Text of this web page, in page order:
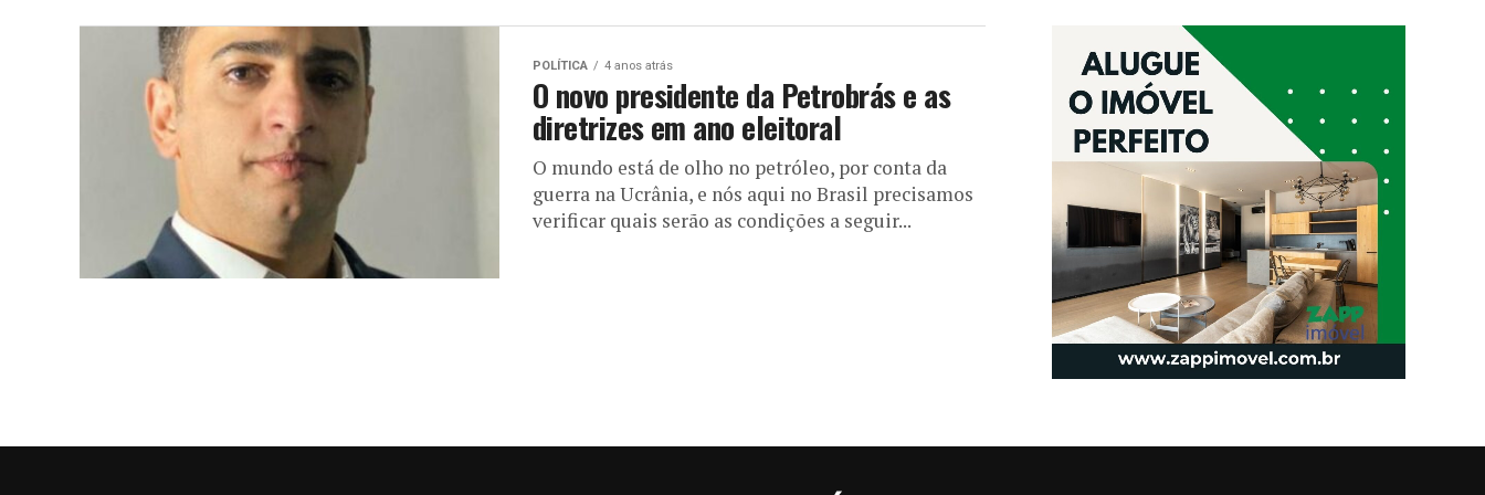
POLÍTICA 4 anos atrás
O novo presidente da Petrobrás e as
diretrizes em ano eleitoral
O mundo está de olho no petróleo, por conta da
guerra na Ucrânia, e nós aqui no Brasil precisamos
verificar quais serão as condições a seguir...